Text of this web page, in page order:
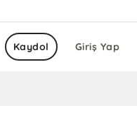
Giriş Yap
Kaydol